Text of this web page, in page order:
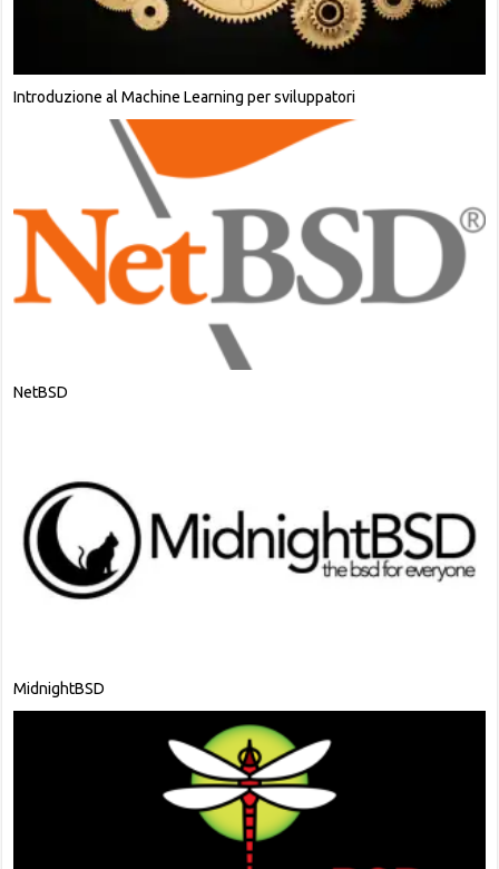
Introduzione al Machine Learning per sviluppatori
NetBSD
MidnightBSD